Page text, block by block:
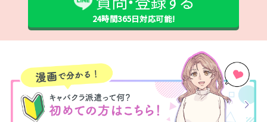
24時間365日対応可能!